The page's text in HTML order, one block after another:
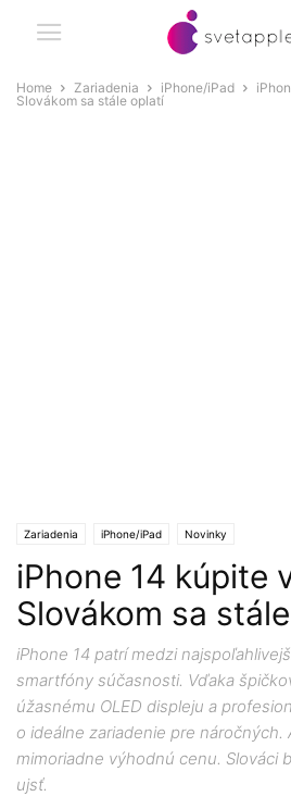
Home Zariadenia iPhone/iPad
Slovákom sa stále oplatí
Zariadenia iPhone/iPad Novinky
iPhone 14 kúpite
Slovákom sa
iPhone 14 patrí medzi
smartfóny súčasnosti. Vďaka
úžasnému OLED displeju a
o ideálne zariadenie pre
mimoriadne výhodnú cenu. Slováci
ujsť.